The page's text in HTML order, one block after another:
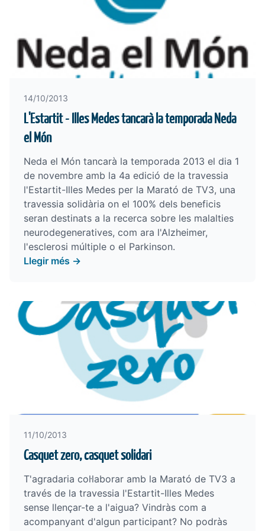
14/10/2013
L'Estartit - Illes Medes tancarà la temporada Neda
el Món
Neda el Món tancarà la temporada 2013 el dia 1
de novembre amb la 4a edició de la travessia
l'Estartit-Illes Medes per la Marató de TV3, una
travessia solidària on el 100% dels beneficis
seran destinats a la recerca sobre les malalties
neurodegeneratives, com ara l'Alzheimer,
l'esclerosi múltiple o el Parkinson.
Llegir més →
11/10/2013
Casquet zero, casquet solidari
T'agradaria col·laborar amb la Marató de TV3 a
través de la travessia l'Estartit-Illes Medes
sense llençar-te a l'aigua? Vindràs com a
acompanyant d'algun participant? No podràs